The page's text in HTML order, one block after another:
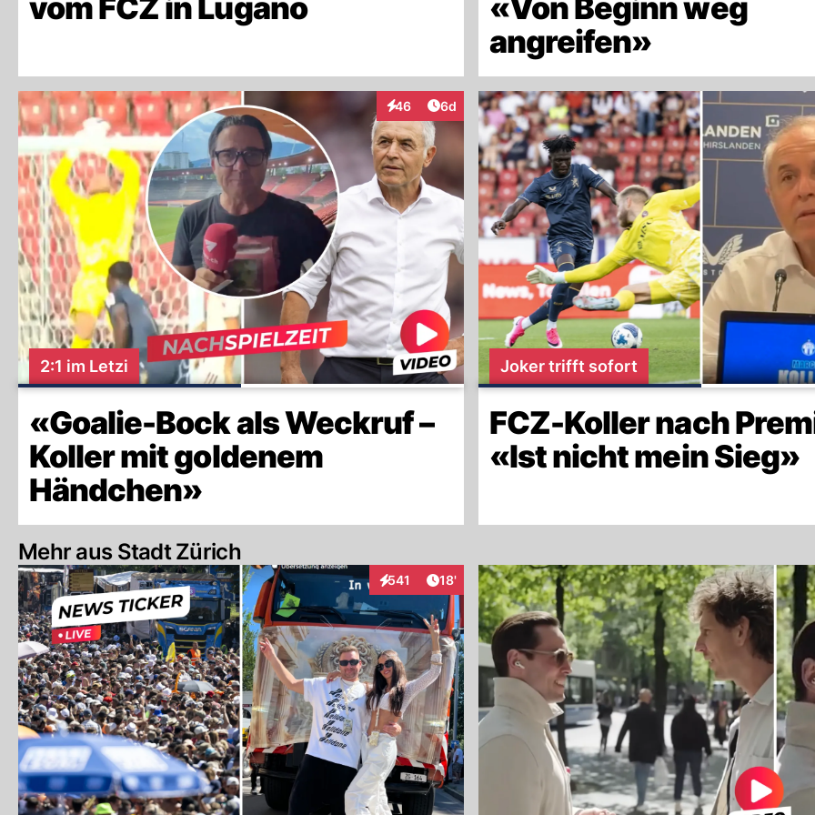
angreifen»
46
InteraktionenArtikel veröffentlicht:
6d
2:1 im Letzi
«Goalie-Bock als Weckruf –
Koller mit goldenem
Händchen»
Joker trifft sofort
FCZ-Koller nach
«Ist nicht mein Sieg»
Mehr aus Stadt Zürich
541
InteraktionenArtikel veröffentlicht:
18'